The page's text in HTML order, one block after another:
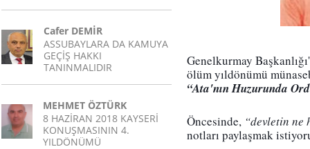
Cafer DEMİR
ASSUBAYLARA DA KAMUYA
GEÇİŞ HAKKI
TANINMALIDIR
MEHMET ÖZTÜRK
8 HAZİRAN 2018 KAYSERİ
KONUŞMASININ 4.
YILDÖNÜMÜ
Genelkurmay
“Ata'nın Huzurunda
Öncesinde, “devletin ne
notları paylaşmak